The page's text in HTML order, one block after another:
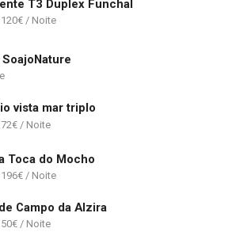
T3 Duplex Funchal
120€
vista mar triplo
72€
Toca do Mocho
196€
Campo da Alzira
50€